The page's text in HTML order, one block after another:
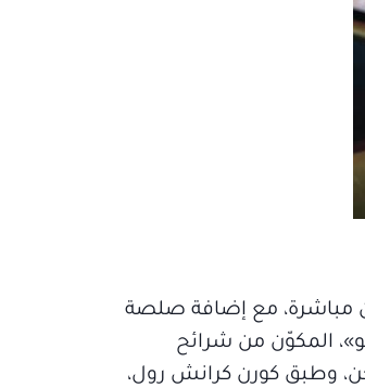
مباشرة، مع إضافة صلصة
المكوّن من شرائح
وطبق كورن كرانش رول،